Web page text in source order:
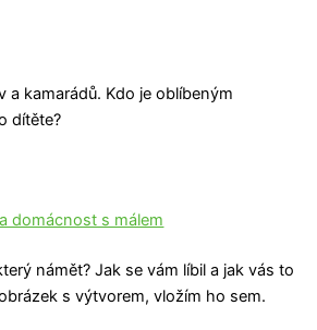
a kamarádů. Kdo je oblíbeným
dítěte?
domácnost s málem
námět? Jak se vám líbil a jak vás to
s výtvorem, vložím ho sem.